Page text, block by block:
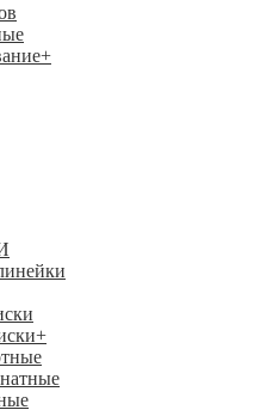
+
+